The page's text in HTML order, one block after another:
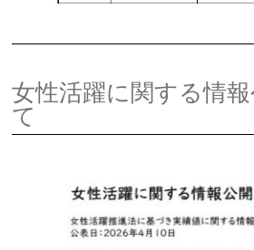
女性活躍に関する情
て